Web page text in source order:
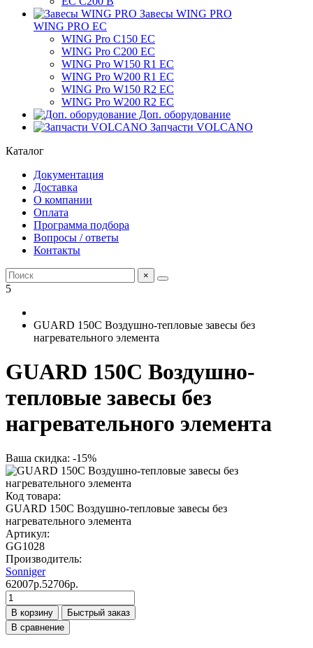
Завесы WING PRO
WING PRO EC
WING Pro C150 EC
WING Pro C200 EC
WING Pro W150 R1 EC
WING Pro W200 R1 EC
WING Pro W150 R2 EC
WING Pro W200 R2 EC
Доп. оборудование
Запчасти VOLCANO
Каталог
Документация
Доставка
О компании
Оплата
Программа подбора
Вопросы / ответы
Контакты
×
5
GUARD 150С Воздушно-тепловые завесы без
нагревательного элемента
GUARD 150С Воздушно-
тепловые завесы без
нагревательного элемента
Ваша скидка: -15%
Код товара:
GUARD 150С Воздушно-тепловые завесы без
нагревательного элемента
Артикул:
GG1028
Производитель:
Sonniger
62007р.52706р.
В корзину
Быстрый заказ
В сравнение